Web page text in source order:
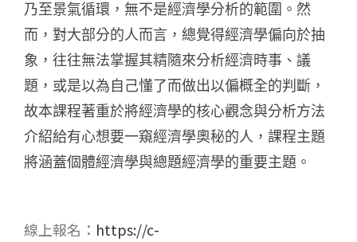
乃至景氣循環，無不是經濟學分析的範圍。然
而，對大部分的人而言，總覺得經濟學偏向於抽
象，往往無法掌握其精隨來分析經濟時事、議
題，或是以為自己懂了而做出以偏概全的判斷，
故本課程著重於將經濟學的核心觀念與分析方法
介紹給有心想要一窺經濟學奧秘的人，課程主題
將涵蓋個體經濟學與總題經濟學的重要主題。
線上報名： https://c-